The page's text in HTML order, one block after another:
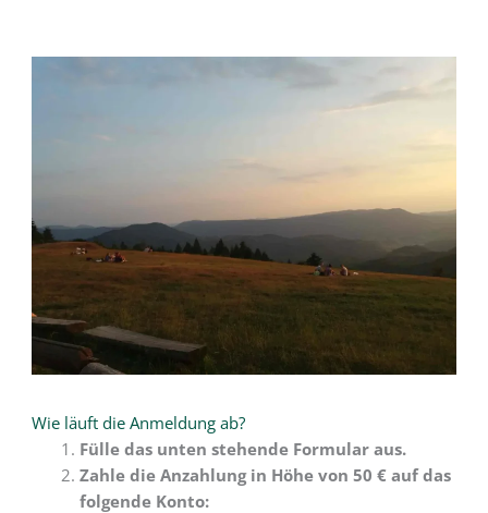
Wie läuft die Anmeldung ab?
Fülle das unten stehende Formular aus.
Zahle die Anzahlung in Höhe von 50 € auf das
folgende Konto: